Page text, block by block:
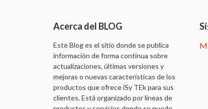
Acerca del BLOG
Este Blog es el sitio donde se publica
información de forma continua sobre
actualizaciones, últimas versiones y
mejoras o nuevas características de los
productos que ofrece iSy TEk para sus
clientes. Está organizado por líneas de